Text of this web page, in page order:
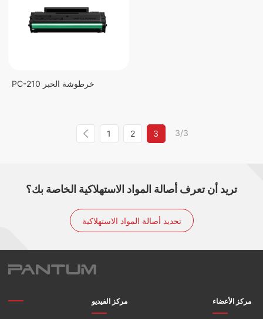
PC-210 خرطوشة الحبر
1 2 3 3/3
تريد أن تعرف أصالة المواد الاستهلاكية الخاصة بك؟
تحديد أصالة المواد الاستهلاكية
مركز الفيديو مركز الأعضاء